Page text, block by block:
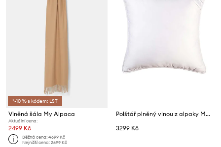
*-10 % s kódem: LST
Vlněná šála My Alpaca
Aktuální cena:
2499 Kč
Běžná cena:4699 Kč
Nejnižší cena:2699 Kč
Polštář plněný vlnou z alpaky My Alpaca 40 x 40 cm
3299 Kč